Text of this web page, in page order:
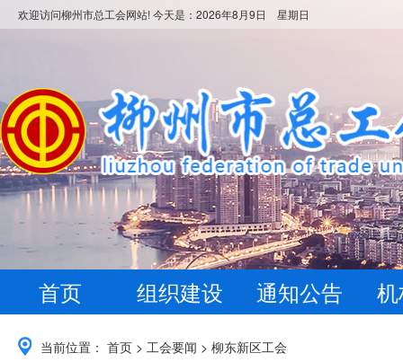
欢迎访问柳州市总工会网站! 今天是： 2026年8月9日 星期日
首页 组织建设 通知公告
当前位置： 首页 > 工会要闻 > 柳东新区工会